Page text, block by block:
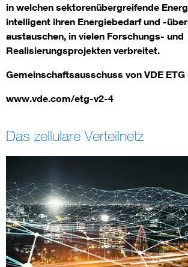
Renewable energies
Kompetenzzentrum Smart Grid
in welchen sektorenübergreifende
intelligent ihren Energiebedarf und -
austauschen, in vielen Forschungs- und
Realisierungsprojekten verbreitet.
Gemeinschaftsausschuss von VDE ETG
www.vde.com/etg-v2-4
Das zellulare Verteilnetz